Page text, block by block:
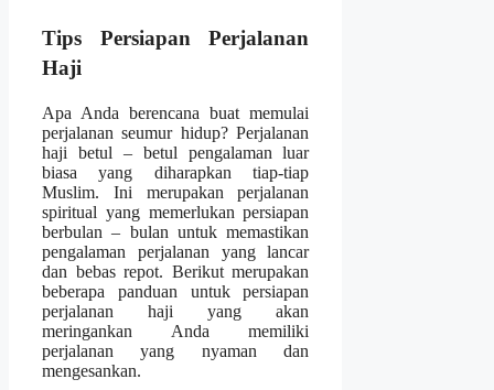
Tips Persiapan Perjalanan
Haji
Apa Anda berencana buat memulai
perjalanan seumur hidup? Perjalanan
haji betul – betul pengalaman luar
biasa yang diharapkan tiap-tiap
Muslim. Ini merupakan perjalanan
spiritual yang memerlukan persiapan
berbulan – bulan untuk memastikan
pengalaman perjalanan yang lancar
dan bebas repot. Berikut merupakan
beberapa panduan untuk persiapan
perjalanan haji yang akan
meringankan Anda memiliki
perjalanan yang nyaman dan
mengesankan.